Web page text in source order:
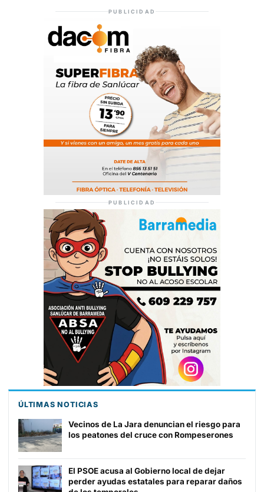
PUBLICIDAD
PUBLICIDAD
ÚLTIMAS NOTICIAS
Vecinos de La Jara denuncian el riesgo para
los peatones del cruce con Rompeserones
El PSOE acusa al Gobierno local de dejar
perder ayudas estatales para reparar daños